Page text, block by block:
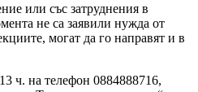
или със затруднения в
не са заявили нужда от
могат да го направят и в
ч. на телефон 0884888716,